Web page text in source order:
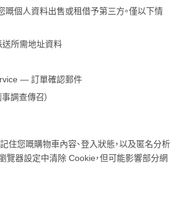
嘅個人資料出售或租借予第三方。僅以下情
所需地址資料
— 訂單確認郵件
調查傳召）
住您嘅購物車內容、登入狀態，以及匿名分析
覽器設定中清除 Cookie，但可能影響部分網